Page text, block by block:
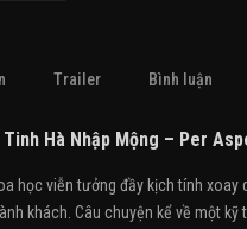
Trailer Bình luận
Tinh Hà Nhập Mộng – Per
học viễn tưởng đầy kịch tính
khách. Câu chuyện kể về một